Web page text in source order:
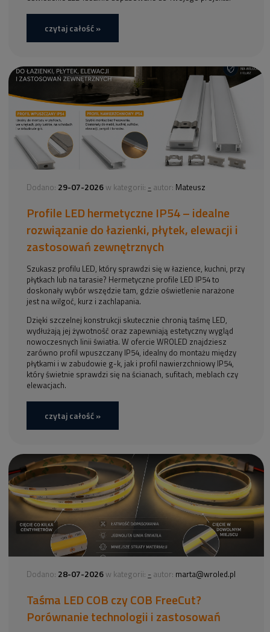
czytaj całość »
Dodano: 29-07-2026 w kategorii: - autor: Mateusz
Profile LED hermetyczne IP54 – idealne
rozwiązanie do łazienki, płytek, elewacji i
zastosowań zewnętrznych
Szukasz profilu LED, który sprawdzi się w łazience, kuchni, przy
płytkach lub na tarasie? Hermetyczne profile LED IP54 to
doskonały wybór wszędzie tam, gdzie oświetlenie narażone
jest na wilgoć, kurz i zachlapania.
Dzięki szczelnej konstrukcji skutecznie chronią taśmę LED,
wydłużają jej żywotność oraz zapewniają estetyczny wygląd
nowoczesnych linii światła. W ofercie WROLED znajdziesz
zarówno profil wpuszczany IP54, idealny do montażu między
płytkami i w zabudowie g-k, jak i profil nawierzchniowy IP54,
który świetnie sprawdzi się na ścianach, sufitach, meblach czy
elewacjach.
czytaj całość »
Dodano: 28-07-2026 w kategorii: - autor: marta@wroled.pl
Taśma LED COB czy COB FreeCut?
Porównanie technologii i zastosowań